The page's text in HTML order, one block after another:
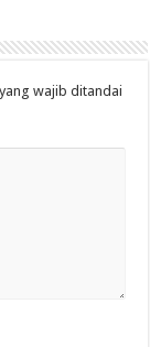
wajib ditandai